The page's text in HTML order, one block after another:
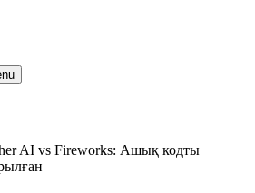
AI vs Fireworks: Ашық кодты